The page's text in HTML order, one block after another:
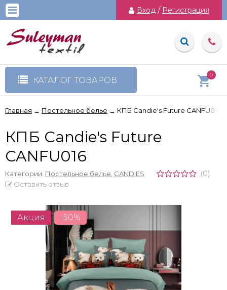
Вход / Регистрация
КАТАЛОГ ТОВАРОВ
0
Главная → Постельное белье → КПБ Candie's Future CANFU016
КПБ Candie's Future
CANFU016
Категории: Постельное белье CANDIES (0)
Оставить отзыв
Акция -50%